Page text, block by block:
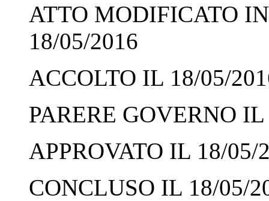
ATTO MODIFICATO
18/05/2016
ACCOLTO IL 18/05/
PARERE GOVERNO
APPROVATO IL 18/05/
CONCLUSO IL 18/05/